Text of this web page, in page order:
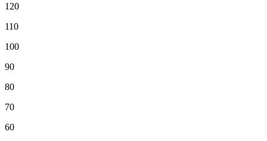
120
110
100
90
80
70
60